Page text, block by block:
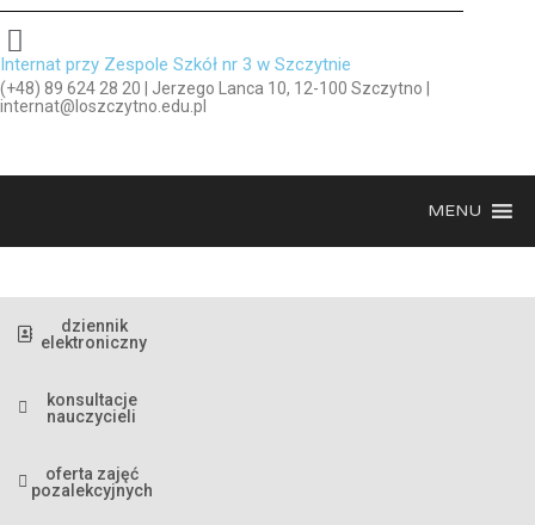
Internat przy Zespole Szkół nr 3 w Szczytnie
(+48) 89 624 28 20 | Jerzego Lanca 10, 12-100 Szczytno |
internat@loszczytno.edu.pl
MENU
dziennik
elektroniczny
konsultacje
nauczycieli
oferta zajęć
pozalekcyjnych